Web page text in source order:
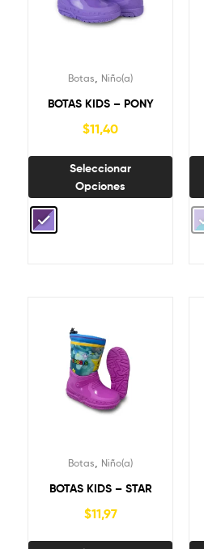
Botas Niño(a)
BOTAS KIDS – PONY
$11,40
Seleccionar
Opciones
Botas Niño(a)
BOTAS KIDS – STAR
$11,97